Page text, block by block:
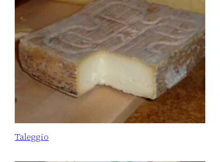
Taleggio